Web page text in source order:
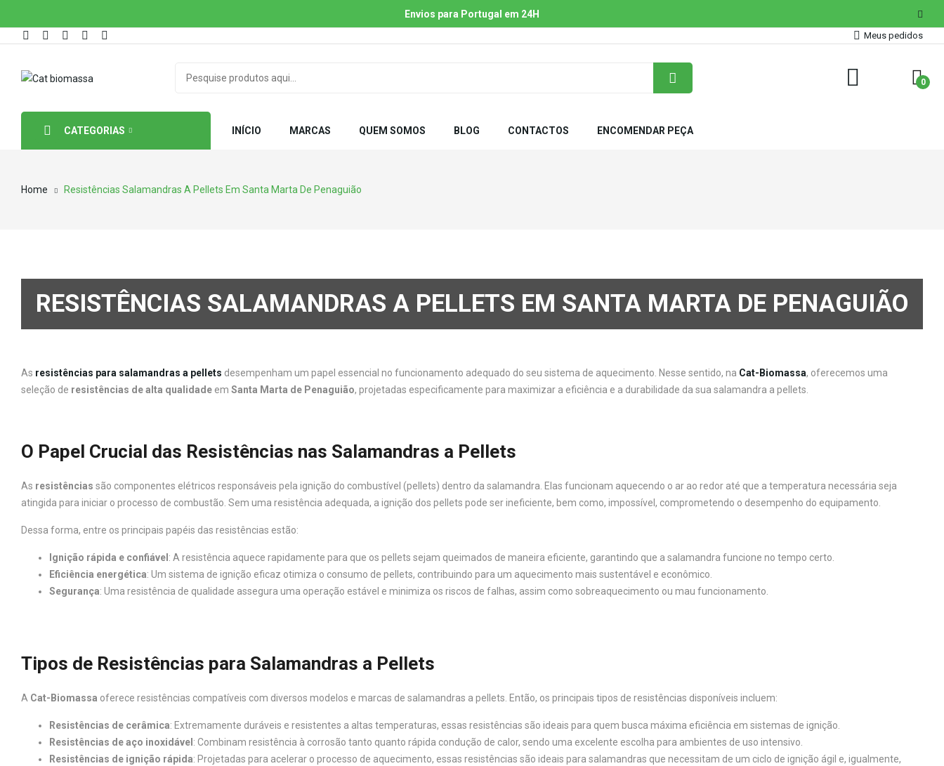
Envios para Portugal em 24H
Meus pedidos
0
CATEGORIAS INÍCIO MARCAS QUEM SOMOS BLOG CONTACTOS ENCOMENDAR PEÇA
Home Resistências Salamandras A Pellets Em Santa Marta De Penaguião
RESISTÊNCIAS SALAMANDRAS A PELLETS EM SANTA MARTA DE PENAGUIÃO
As resistências para salamandras a pellets desempenham um papel essencial no funcionamento adequado do seu sistema de aquecimento. Nesse sentido, na Cat-Biomassa, oferecemos uma
seleção de resistências de alta qualidade em Santa Marta de Penaguião, projetadas especificamente para maximizar a eficiência e a durabilidade da sua salamandra a pellets.
O Papel Crucial das Resistências nas Salamandras a Pellets
As resistências são componentes elétricos responsáveis pela ignição do combustível (pellets) dentro da salamandra. Elas funcionam aquecendo o ar ao redor até que a temperatura necessária seja
atingida para iniciar o processo de combustão. Sem uma resistência adequada, a ignição dos pellets pode ser ineficiente, bem como, impossível, comprometendo o desempenho do equipamento.
Dessa forma, entre os principais papéis das resistências estão:
Ignição rápida e confiável : A resistência aquece rapidamente para que os pellets sejam queimados de maneira eficiente, garantindo que a salamandra funcione no tempo certo.
Eficiência energética: Um sistema de ignição eficaz otimiza o consumo de pellets, contribuindo para um aquecimento mais sustentável e econômico.
Segurança: Uma resistência de qualidade assegura uma operação estável e minimiza os riscos de falhas, assim como sobreaquecimento ou mau funcionamento.
Tipos de Resistências para Salamandras a Pellets
A Cat-Biomassa oferece resistências compatíveis com diversos modelos e marcas de salamandras a pellets. Então, os principais tipos de resistências disponíveis incluem:
Resistências de cerâmica: Extremamente duráveis e resistentes a altas temperaturas, essas resistências são ideais para quem busca máxima eficiência em sistemas de ignição.
Resistências de aço inoxidável : Combinam resistência à corrosão tanto quanto rápida condução de calor, sendo uma excelente escolha para ambientes de uso intensivo.
Resistências de ignição rápida: Projetadas para acelerar o processo de aquecimento, essas resistências são ideais para salamandras que necessitam de um ciclo de ignição ágil e, igualmente,